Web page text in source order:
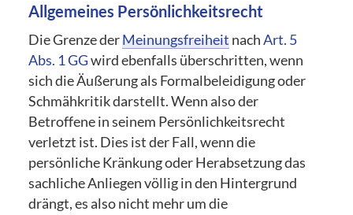
Allgemeines Persönlichkeitsrecht
Die Grenze derMeinungsfreiheitnachArt. 5
Abs. 1 GGwird ebenfalls überschritten, wenn
sich die Äußerung als Formalbeleidigung oder
Schmähkritik darstellt. Wenn also der
Betroffene in seinem Persönlichkeitsrecht
verletzt ist. Dies ist der Fall, wenn die
persönliche Kränkung oder Herabsetzung das
sachliche Anliegen völlig in den Hintergrund
drängt, es also nicht mehr um die